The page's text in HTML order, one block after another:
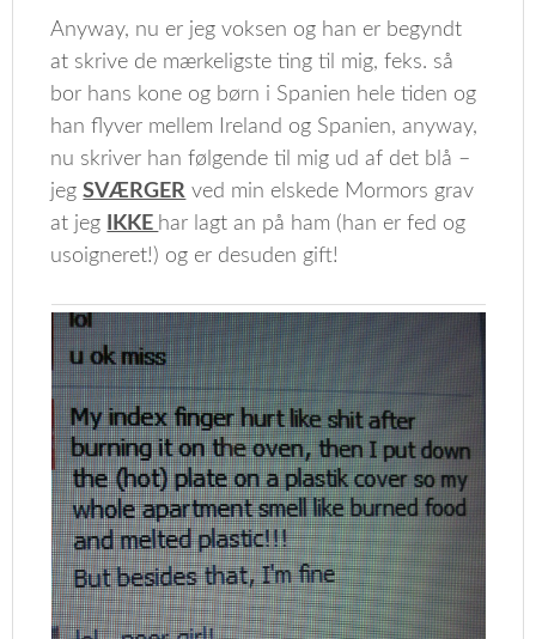
Anyway, nu er jeg voksen og han er begyndt
at skrive de mærkeligste ting til mig, feks. så
bor hans kone og børn i Spanien hele tiden og
han flyver mellem Ireland og Spanien, anyway,
nu skriver han følgende til mig ud af det blå –
jegSVÆRGER ved min elskede Mormors grav
at jeg
IKKE har lagt an på ham (han er fed og
usoigneret!) og er desuden gift!